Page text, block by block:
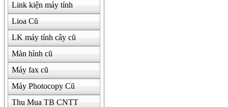
Link kiện máy tính
Lioa Cũ
LK máy tính cây cũ
Màn hình cũ
Máy fax cũ
Máy Photocopy Cũ
Thu Mua TB CNTT